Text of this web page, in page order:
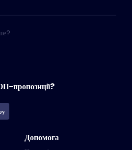
пропозиції?
Допомога